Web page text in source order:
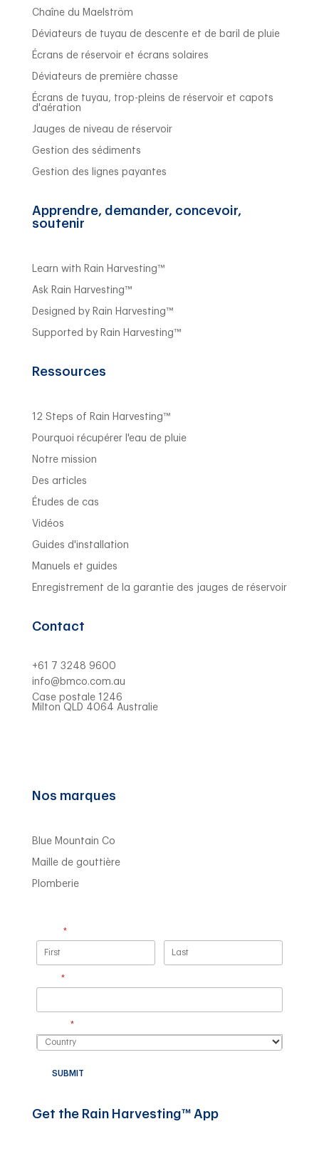
Chaîne du Maelström
Déviateurs de tuyau de descente et de baril de pluie
Écrans de réservoir et écrans solaires
Déviateurs de première chasse
Écrans de tuyau, trop-pleins de réservoir et capots
d'aération
Jauges de niveau de réservoir
Gestion des sédiments
Gestion des lignes payantes
Apprendre, demander, concevoir,
soutenir
Learn with Rain Harvesting™
Ask Rain Harvesting™
Designed by Rain Harvesting™
Supported by Rain Harvesting™
Ressources
12 Steps of Rain Harvesting™
Pourquoi récupérer l'eau de pluie
Notre mission
Des articles
Études de cas
Vidéos
Guides d'installation
Manuels et guides
Enregistrement de la garantie des jauges de réservoir
Contact
+61 7 3248 9600
info@bmco.com.au
Case postale 1246
Milton QLD 4064 Australie
Nos marques
Blue Mountain Co
Maille de gouttière
Plomberie
*
(required)
*
(required)
*(required)
SUBMIT
Get the Rain Harvesting™ App